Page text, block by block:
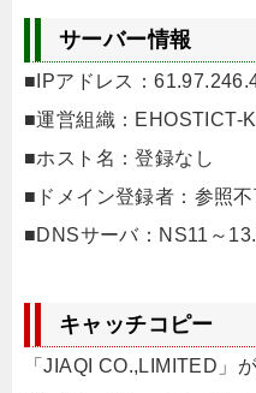
サーバー情報
■IPアドレス：
■運営組織：EHOSTICT-
■ホスト名：登録なし
■ドメイン登録者：参照
■DNSサーバ：NS11～
キャッチコピー
「JIAQI CO.,LIMITED」